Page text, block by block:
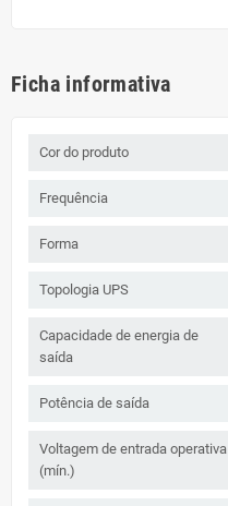
Ficha informativa
Cor do produto
Frequência
Forma
Topologia UPS
Capacidade de energia de
saída
Potência de saída
Voltagem de entrada operativa
(mín.)